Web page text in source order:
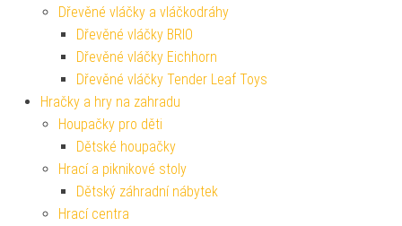
Dřevěné vláčky a vláčkodráhy
Dřevěné vláčky BRIO
Dřevěné vláčky Eichhorn
Dřevěné vláčky Tender Leaf Toys
Hračky a hry na zahradu
Houpačky pro děti
Dětské houpačky
Hrací a piknikové stoly
Dětský záhradní nábytek
Hrací centra